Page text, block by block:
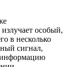
особый,
в несколько
сигнал,
информацию